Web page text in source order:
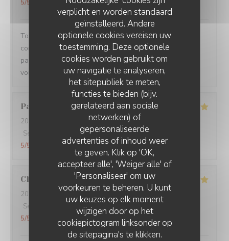
verplicht en worden standaard
geïnstalleerd. Andere
optionele cookies vereisen uw
toestemming. Deze optionele
cookies worden gebruikt om
uw navigatie te analyseren,
het sitepubliek te meten,
functies te bieden (bijv.
gerelateerd aan sociale
netwerken) of
gepersonaliseerde
advertenties of inhoud weer
te geven. Klik op 'OK,
accepteer alle', 'Weiger alle' of
'Personaliseer' om uw
voorkeuren te beheren. U kunt
uw keuzes op elk moment
wijzigen door op het
cookiepictogram linksonder op
de sitepagina's te klikken.
5/5
Toujours un plaisir de venir dans ce restaurant qui
commence toujours par un accueil chaleureux. Tout est
parfait si service à la cuisine. Ne changez rien Merci à
vous
Pascal
2026-07-31
- 20:45 - Gasten 2
Service
Atmosfeer: 5/5 Keuken:5/5
5/5
Claire
2026-07-30
- 20:30 - Gasten 4
Service
Atmosfeer Keuken /5 Kwaliteit / Prijs
5/5